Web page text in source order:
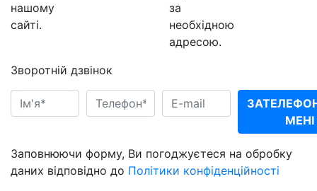
нашому
сайті.
за
необхідною
адресою.
Зворотній дзвінок
МЕНІ
Заповнюючи форму, Ви погоджуєтеся на обробку
даних відповідно до Політики конфіденційності